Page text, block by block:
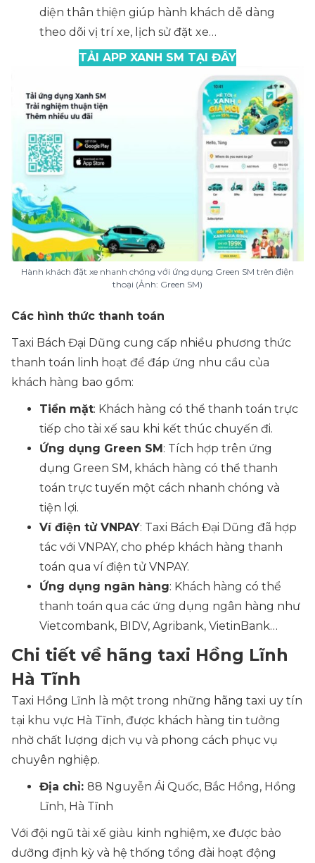
diện thân thiện giúp hành khách dễ dàng
theo dõi vị trí xe, lịch sử đặt xe…
TẢI APP XANH SM TẠI ĐÂY
Hành khách đặt xe nhanh chóng với ứng dụng Green SM trên điện
thoại (Ảnh: Green SM)
Các hình thức thanh toán
Taxi Bách Đại Dũng cung cấp nhiều phương thức
thanh toán linh hoạt để đáp ứng nhu cầu của
khách hàng bao gồm:
Tiền mặt: Khách hàng có thể thanh toán trực
tiếp cho tài xế sau khi kết thúc chuyến đi.
Ứng dụng Green SM: Tích hợp trên ứng
dụng Green SM, khách hàng có thể thanh
toán trực tuyến một cách nhanh chóng và
tiện lợi.
Ví điện tử VNPAY: Taxi Bách Đại Dũng đã hợp
tác với VNPAY, cho phép khách hàng thanh
toán qua ví điện tử VNPAY.
Ứng dụng ngân hàng: Khách hàng có thể
thanh toán qua các ứng dụng ngân hàng như
Vietcombank, BIDV, Agribank, VietinBank…
Chi tiết về hãng taxi Hồng Lĩnh
Hà Tĩnh
Taxi Hồng Lĩnh là một trong những hãng taxi uy tín
tại khu vực Hà Tĩnh, được khách hàng tin tưởng
nhờ chất lượng dịch vụ và phong cách phục vụ
chuyên nghiệp.
Địa chỉ: 88 Nguyễn Ái Quốc, Bắc Hồng, Hồng
Lĩnh, Hà Tĩnh
Với đội ngũ tài xế giàu kinh nghiệm, xe được bảo
dưỡng định kỳ và hệ thống tổng đài hoạt động